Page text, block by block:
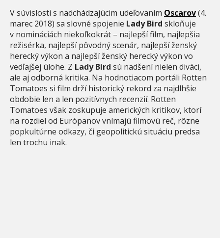
V súvislosti s nadchádzajúcim udeľovaním Oscarov(4.
marec 2018) sa slovné spojenie Lady Bird skloňuje
v nomináciách niekoľkokrát – najlepší film, najlepšia
režisérka, najlepší pôvodný scenár, najlepší ženský
herecký výkon a najlepší ženský herecký výkon vo
vedľajšej úlohe. Z Lady Bird sú nadšení nielen diváci,
ale aj odborná kritika. Na hodnotiacom portáli Rotten
Tomatoes si film drží historický rekord za najdlhšie
obdobie len a len pozitívnych recenzií. Rotten
Tomatoes však zoskupuje amerických kritikov, ktorí
na rozdiel od Európanov vnímajú filmovú reč, rôzne
popkultúrne odkazy, či geopolitickú situáciu predsa
len trochu inak.